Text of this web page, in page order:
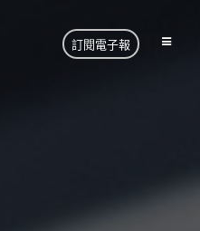
訂閱電子報